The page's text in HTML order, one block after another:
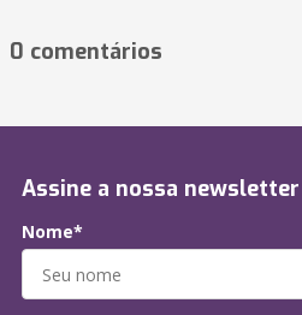
0 comentários
Assine a nossa newsletter
Nome*